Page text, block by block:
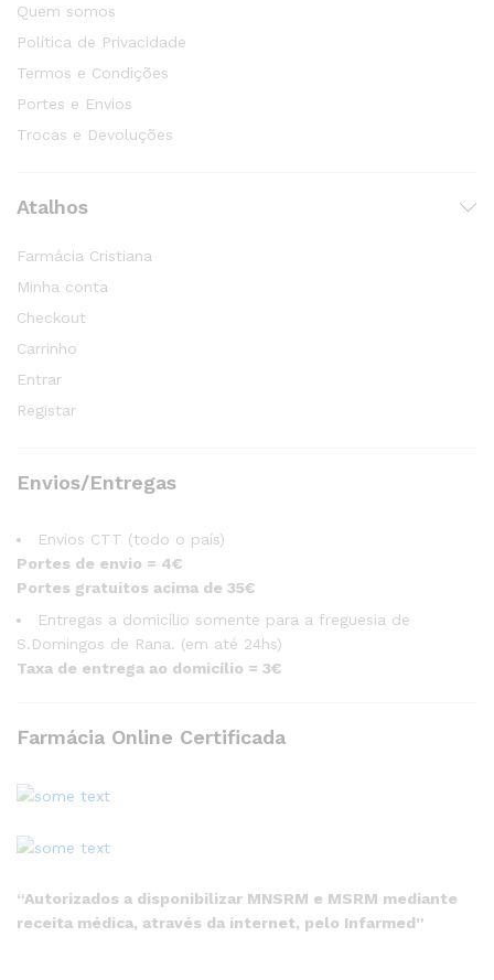
Quem somos
Política de Privacidade
Termos e Condições
Portes e Envios
Trocas e Devoluções
Atalhos
Farmácia Cristiana
Minha conta
Checkout
Carrinho
Entrar
Registar
Envios/Entregas
Envios CTT (todo o país)
Portes de envio = 4€
Portes gratuitos acima de 35€
Entregas a domicílio somente para a freguesia de
S.Domingos de Rana. (em até 24hs)
Taxa de entrega ao domicílio = 3€
Farmácia Online Certificada
“Autorizados a disponibilizar MNSRM e MSRM mediante
receita médica, através da internet, pelo Infarmed”